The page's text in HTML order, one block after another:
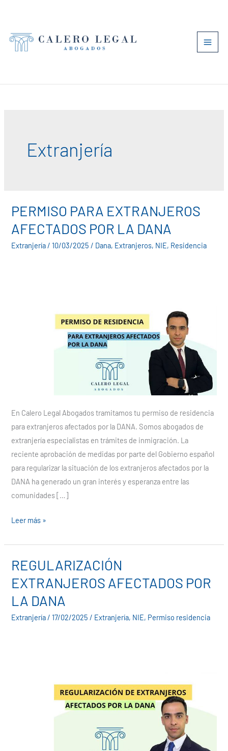
contenido
Extranjería
PERMISO PARA EXTRANJEROS
AFECTADOS POR LA DANA
Extranjería/ 10/03/2025/ Dana, Extranjeros, NIE, Residencia
En Calero Legal Abogados tramitamos tu permiso de residencia
para extranjeros afectados por la DANA. Somos abogados de
extranjería especialistas en trámites de inmigración. La
reciente aprobación de medidas por parte del Gobierno español
para regularizar la situación de los extranjeros afectados por la
DANA ha generado un gran interés y esperanza entre las
comunidades […]
PERMISO
EXTRANJEROS
AFECTADOS
Leer más »
REGULARIZACIÓN
EXTRANJEROS AFECTADOS POR
LA DANA
Extranjería/ 17/02/2025/ Extranjería, NIE, Permiso residencia
REGULARIZACIÓN
AFECTADOS
POR
LA